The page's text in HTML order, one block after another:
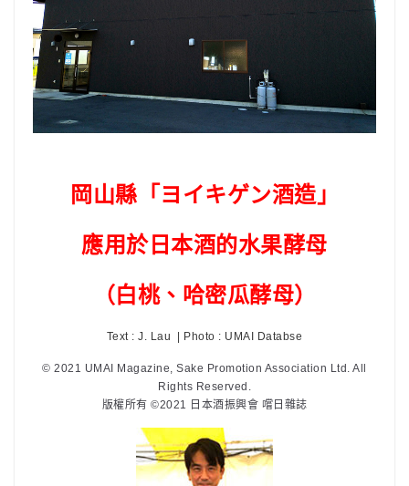
岡山縣「ヨイキゲン酒造」
應用於日本酒的水果酵母
（白桃、哈密瓜酵母）
Text : J. Lau | Photo : UMAI Databse
© 2021 UMAI Magazine, Sake Promotion Association Ltd. All
Rights Reserved.
版權所有 ©2021 日本酒振興會 嚐日雜誌